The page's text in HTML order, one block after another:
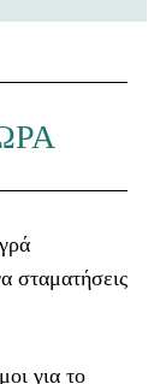
σταματήσεις
για το